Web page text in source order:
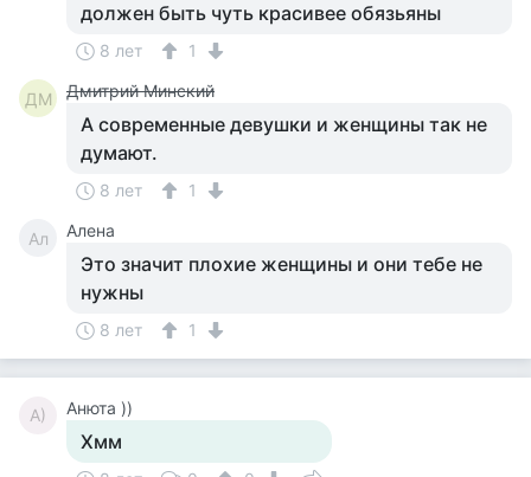
должен быть чуть красивее обязьяны
8 лет 1
ДМ Дмитрий Минский
А современные девушки и женщины так не
думают.
8 лет 1
Ал Алена
Это значит плохие женщины и они тебе не
нужны
8 лет 1
А) Анюта ))
Хмм